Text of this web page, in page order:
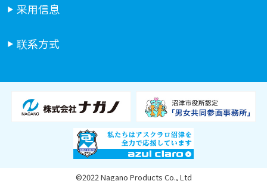
采用信息
联系方式
©2022 Nagano Products Co., Ltd